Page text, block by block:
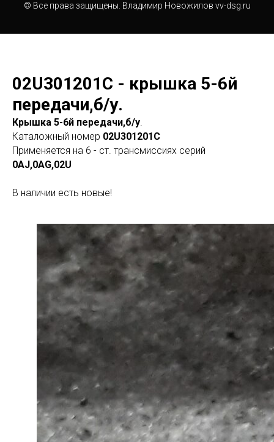
© Все права защищены. Владимир Новожилов vv-dsg.ru
02U301201C - крышка 5-6й
передачи,б/у.
Крышка 5-6й передачи,б/у.
Каталожный номер 02U301201C
Применяется на 6 - ст. трансмиссиях серий
0AJ,0AG,02U
В наличии есть новые!